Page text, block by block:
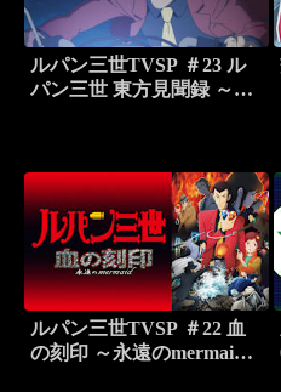
ルパン三世TVSP ＃23 ル
パン三世 東方見聞録 ～ア
ルパン三世TVSP ＃22 血
の刻印 ～永遠のmermaid